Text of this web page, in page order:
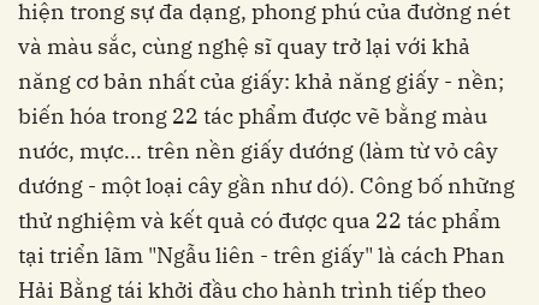
hiện trong sự đa dạng, phong phú của đường nét
và màu sắc, cùng nghệ sĩ quay trở lại với khả
năng cơ bản nhất của giấy: khả năng giấy - nền;
biến hóa trong 22 tác phẩm được vẽ bằng màu
nước, mực... trên nền giấy dướng (làm từ vỏ cây
dướng - một loại cây gần như dó). Công bố những
thử nghiệm và kết quả có được qua 22 tác phẩm
tại triển lãm "Ngẫu liên - trên giấy" là cách Phan
Hải Bằng tái khởi đầu cho hành trình tiếp theo